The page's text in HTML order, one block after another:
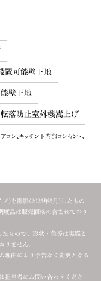
置可能壁下地
壁下地
転落防止室外機嵩上げ
コン、キッチン下内部コンセント、
)を撮影(2025年5月)したもの
品は販売価格に含まれており
もので、形状・色等は実際と
りません。
理由により予告なく変更となる
担当者にお問い合わせくださ